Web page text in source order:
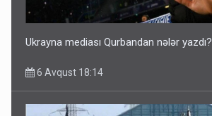
Ukrayna mediası Qurbandan nələr yazdı?
6 Avqust 18:14